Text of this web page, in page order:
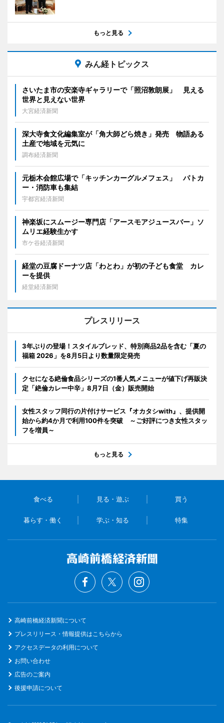
もっと見る
みん経トピックス
さいたま市の安楽寺ギャラリーで「照沼敦朗展」 見える
世界と見えない世界
大宮経済新聞
深大寺食文化編集室が「角大師どら焼き」発売 物語ある
土産で地域を元気に
調布経済新聞
元栃木会館広場で「キッチンカーグルメフェス」 パトカ
ー・消防車も集結
宇都宮経済新聞
神楽坂にスムージー専門店「アースモアジュースバー」ソ
ムリエ経験生かす
市ケ谷経済新聞
経堂の豆腐ドーナツ店「わとわ」が初の子ども食堂 カレ
ーを提供
経堂経済新聞
プレスリリース
3年ぶりの登場！スタイルブレッド、特別商品2品を含む「夏の
福箱 2026」を8月5日より数量限定発売
クセになる絶倫食品シリーズの1番人気メニューが値下げ再販決
定「絶倫カレー中辛」8月7日（金）販売開始
女性スタッフ同行の片付けサービス『オカタシwith』、提供開
始から約4か月で利用100件を突破 ～ご好評につき女性スタッ
フを増員～
もっと見る
食べる 見る・遊ぶ 買う
暮らす・働く 学ぶ・知る 特集
高崎前橋経済新聞について
プレスリリース・情報提供はこちらから
アクセスデータの利用について
お問い合わせ
広告のご案内
後援申請について